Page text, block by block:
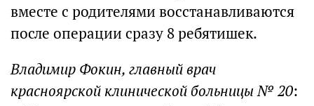
вместе с родителями восстанавливаются
после операции сразу 8 ребятишек.
Владимир Фокин, главный врач
красноярской клинической больницы № 20: